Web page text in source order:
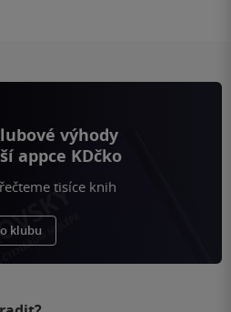
výhody
appce KDčko
tisíce knih
klubu